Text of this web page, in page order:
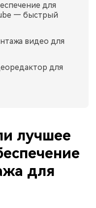
для
— быстрый
видео для
для
лучшее
для